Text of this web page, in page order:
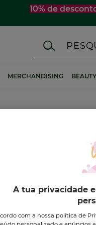
Descobre os
MERCHANDISING
A tua privacidade
com a nossa política de